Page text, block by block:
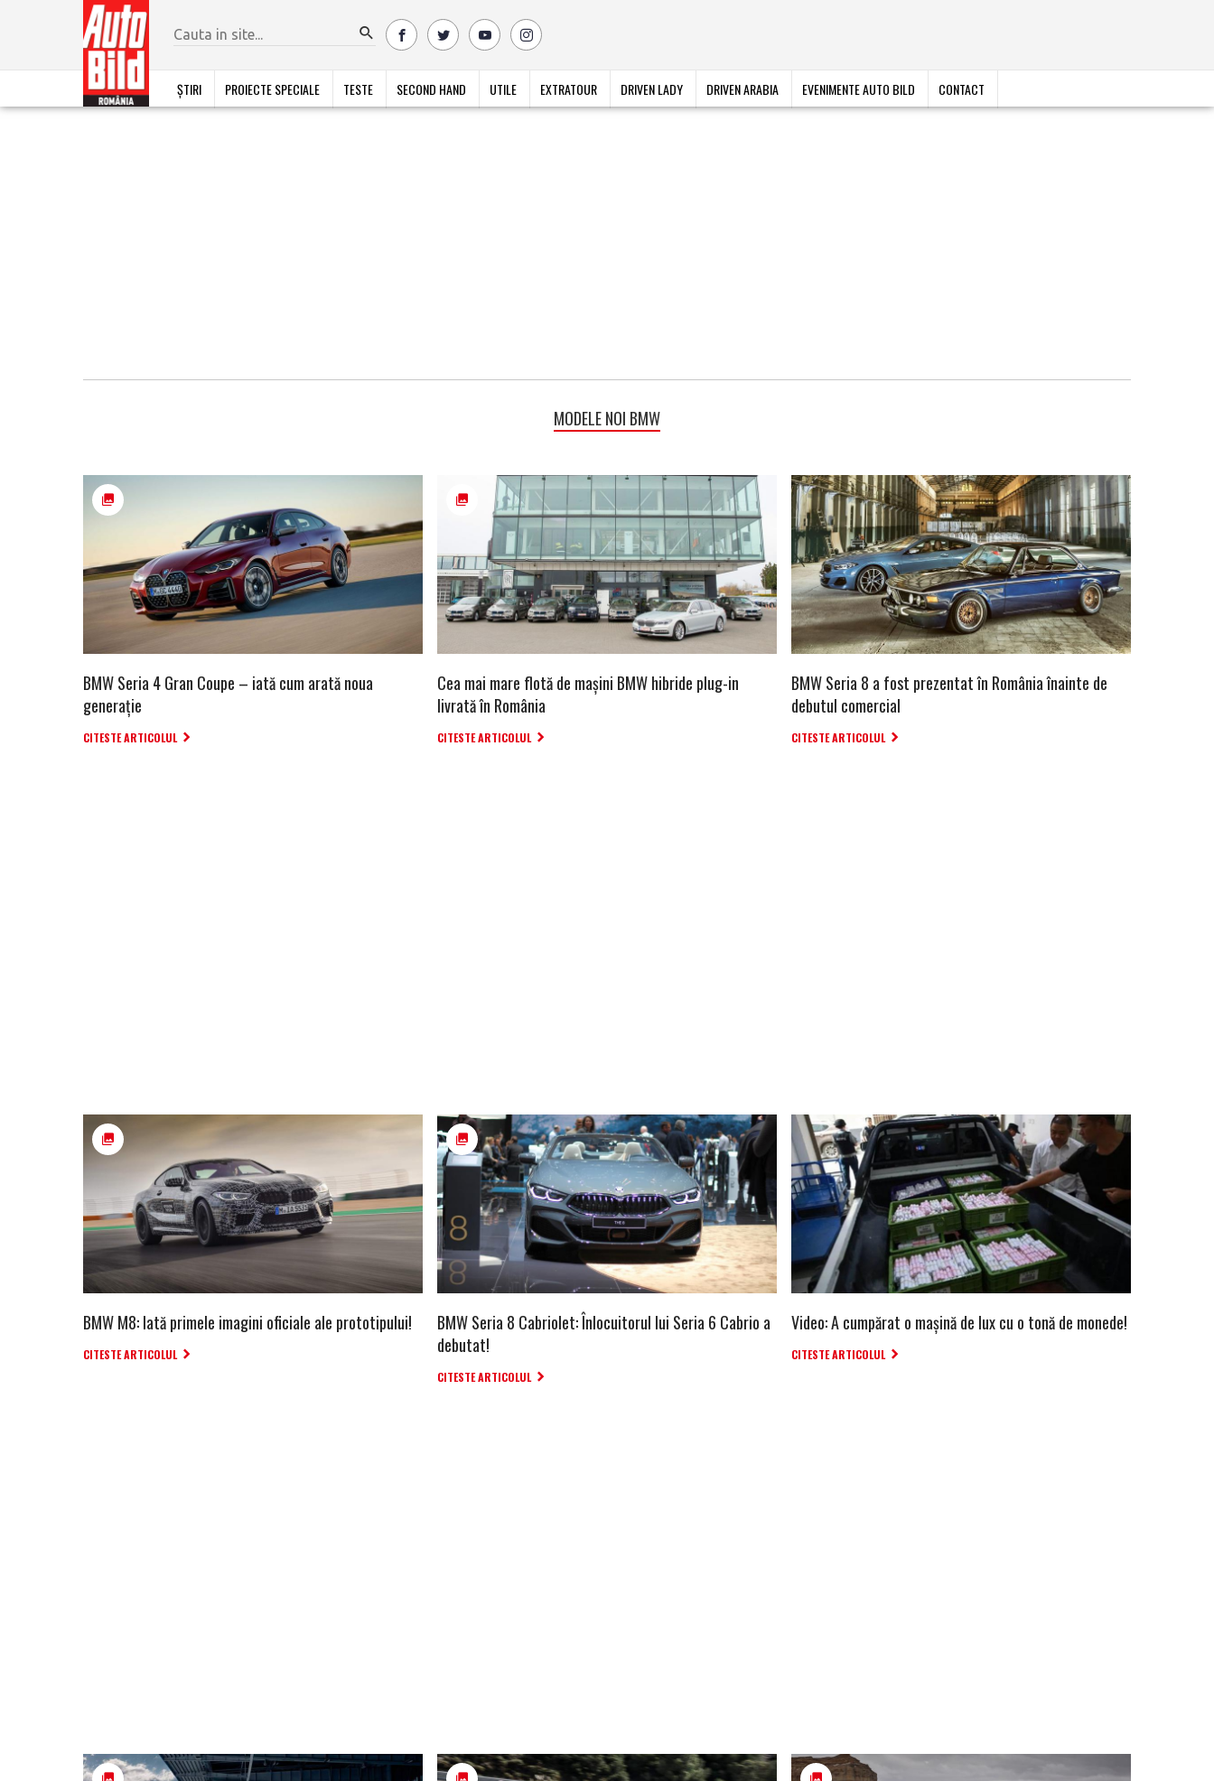
ȘTIRI PROIECTE SPECIALE TESTE SECOND HAND UTILE EXTRATOUR DRIVEN LADY DRIVEN ARABIA EVENIMENTE AUTO BILD CONTACT
MODELE NOI BMW
BMW Seria 4 Gran Coupe – iată cum arată noua
generație
CITESTE ARTICOLUL
Cea mai mare flotă de mașini BMW hibride plug-in
livrată în România
CITESTE ARTICOLUL
BMW Seria 8 a fost prezentat în România înainte de
debutul comercial
CITESTE ARTICOLUL
BMW M8: Iată primele imagini oficiale ale prototipului!
CITESTE ARTICOLUL
BMW Seria 8 Cabriolet: Înlocuitorul lui Seria 6 Cabrio a
debutat!
CITESTE ARTICOLUL
Video: A cumpărat o mașină de lux cu o tonă de monede!
CITESTE ARTICOLUL